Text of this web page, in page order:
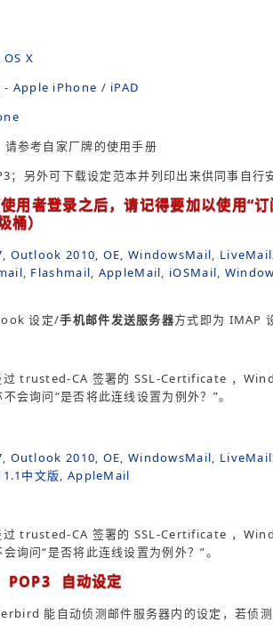
X
- Apple iPhone / iPAD
参考自家厂牌的使用手册
另外可下载设定范本并列印出来供同事自行安
者登录之后，请记得要加以使用“订
）
, Outlook 2010, OE, WindowsMail,
, Flashmail, AppleMail, iOSMail,
设定/手机邮件发送服务器方式即为 IMAP
过 trusted-CA 签署的 SSL-Certificate ，
询问“是否将此连线设置为例外？”。
, Outlook 2010, OE, WindowsMail,
中文版, AppleMail
过 trusted-CA 签署的 SSL-Certificate ，
询问“是否将此连线设置为例外？”。
自动设定
能自动侦测邮件服务器内的设定，若侦测